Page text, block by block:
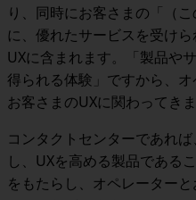
り、同時にお客さまの「（
に、優れたサービスを受け
UXに含まれます。
「製品や
得られる体験」 ですから、
お客さまのUXに関わってきま
コンタクトセンターであれ
し、 UXを高める製品である
をもたらし、オペレーター